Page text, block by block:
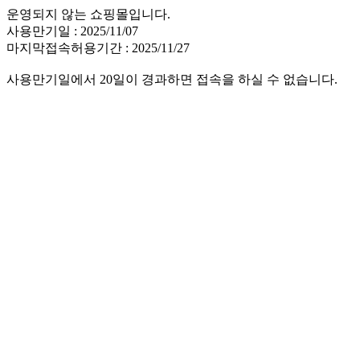
운영되지 않는 쇼핑몰입니다.
사용만기일 : 2025/11/07
마지막접속허용기간 : 2025/11/27
사용만기일에서 20일이 경과하면 접속을 하실 수 없습니다.